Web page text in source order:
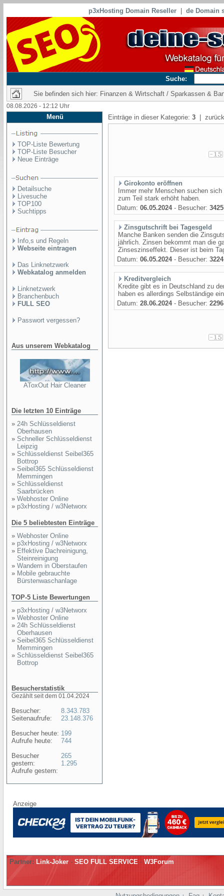
p3xHosting Domain Reseller de Domain
Suche:
Sie befinden sich hier: Finanzen & Wirtschaft / Sparkassen &
08.08.2026 - 12:12 Uhr
Menü
TOP-Liste Bewertung
TOP-Liste Besucher
Neue Einträge
Detailsuche
Livesuche
TOP100
Suchtipps
Info,s und Regeln
Webseite eintragen
Das Linknetzwerk
Webkatalog anmelden
Linknetzwerk
Branchenbuch
FULL SEO
Passwort vergessen?
Aus unserem Webkatalog
AToxOut Hair Cleaner
Die letzten 10 Einträge
» 24h Schlüsseldienst
Oberhausen
» Schneller Schlüsseldienst
Leipzig
» Schlüsseldienst Seibel365
Bottrop
» Seibel365 Schlüsseldienst
Memmingen
» Schlüsseldienst
Saarbrücken
» Webhoster Online
» p3xHosting / w3Networx
Die 5 beliebtesten Einträge
» Webhoster Online
» p3xHosting / w3Networx
» Effektive Dachreinigung,
Steinreinigung
» Wandern in Oberstaufen
» Mobile gebrauchte
Bürstenwaschanlage
TOP-5 Liste Bewertungen
» p3xHosting / w3Networx
» Webhoster Online
» 24h Schlüsseldienst
Oberhausen
» Seibel365 Schlüsseldienst
Memmingen
» Schlüsseldienst Seibel365
Bottrop
Besucherstatistik
Gezählt seit dem 01.04.2024
Besucher:
Seitenaufrufe:
Besucher heute:
Aufrufe heute:
Besucher
gestern:
Aufrufe gestern:
8.343.783
23.148.376
199
744
265
1.295
Einträge in dieser Kategorie: 3 |
Girokonto eröffnen
Immer mehr Menschen suchen
zum Teil stark erhöht haben.
Datum: 06.05.2024- Besucher: 3425
Zinsgutschrift bei Tagesgeld
Manche Banken senden die
jährlich. Zinsen bekommt man die
Zinseszinseffekt. Dieser ist beim
Datum: 06.05.2024- Besucher: 3224
Kreditvergleich
Kredite gibt es in Deutschland zu
haben es allerdings Selbständige
Datum: 28.06.2024- Besucher: 2296
Anzeige
Partner: Link-Joker - SEO FULL SERVICE - W3Forum